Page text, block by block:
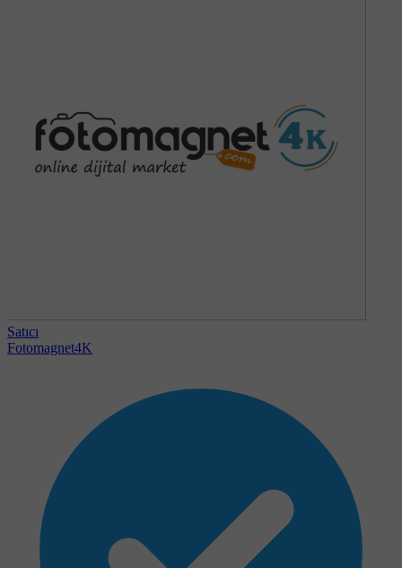
Satıcı
Fotomagnet4K